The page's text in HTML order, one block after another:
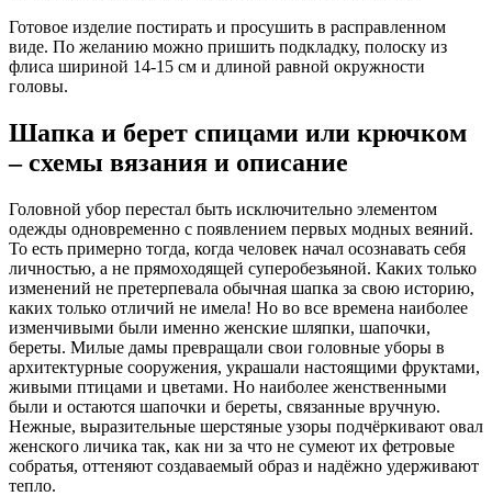
Готовое изделие постирать и просушить в расправленном
виде. По желанию можно пришить подкладку, полоску из
флиса шириной 14-15 см и длиной равной окружности
головы.
Шапка и берет спицами или крючком
– схемы вязания и описание
Головной убор перестал быть исключительно элементом
одежды одновременно с появлением первых модных веяний.
То есть примерно тогда, когда человек начал осознавать себя
личностью, а не прямоходящей суперобезьяной. Каких только
изменений не претерпевала обычная шапка за свою историю,
каких только отличий не имела! Но во все времена наиболее
изменчивыми были именно женские шляпки, шапочки,
береты. Милые дамы превращали свои головные уборы в
архитектурные сооружения, украшали настоящими фруктами,
живыми птицами и цветами. Но наиболее женственными
были и остаются шапочки и береты, связанные вручную.
Нежные, выразительные шерстяные узоры подчёркивают овал
женского личика так, как ни за что не сумеют их фетровые
собратья, оттеняют создаваемый образ и надёжно удерживают
тепло.